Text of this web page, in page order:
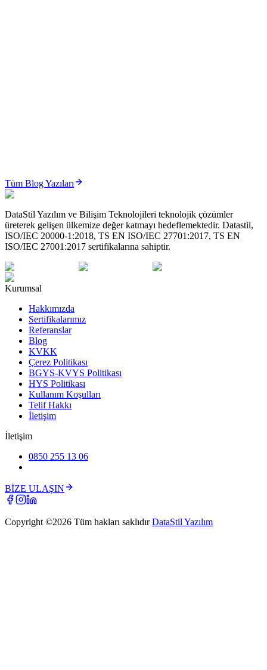
Oku
Tüm Blog Yazıları
DataStil Yazılım ve Bilişim Teknolojileri teknolojik çözümler
üreterek gelişen ülkemize değer katmayı hedeflemektedir. Datastil,
ISO/IEC 20000-1:2018, TS EN ISO/IEC 27701:2017, TS EN
ISO/IEC 27001:2017 sertifikalarına sahiptir.
Kurumsal
Hakkımızda
Sertifikalarımız
Referanslar
Blog
KVKK
Çerez Politikası
BGYS-KVYS Politikası
HYS Politikası
Kullanım Koşulları
Telif Hakkı
İletişim
İletişim
0850 255 13 06
BİZE ULAŞIN
Copyright ©2026 Tüm hakları saklıdır DataStil Yazılım